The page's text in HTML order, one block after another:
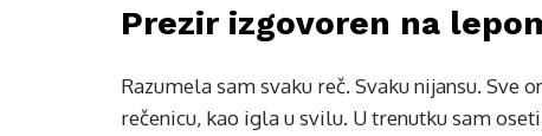
Prezir izgovoren na
Razumela sam svaku reč. Svaku nijansu. Sve
rečenicu, kao igla u svilu. U trenutku sam